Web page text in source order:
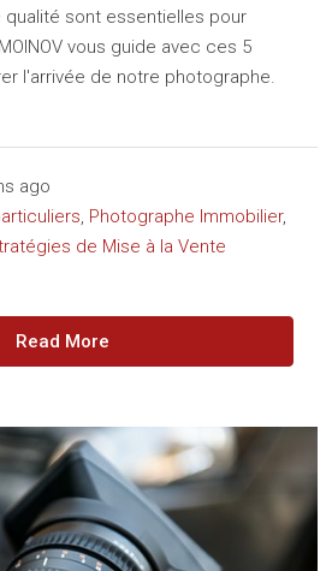
sont essentielles pour
vous guide avec ces 5
l'arrivée de notre photographe.
ago
, Photographe Immobilier,
de Mise à la Vente
Read More